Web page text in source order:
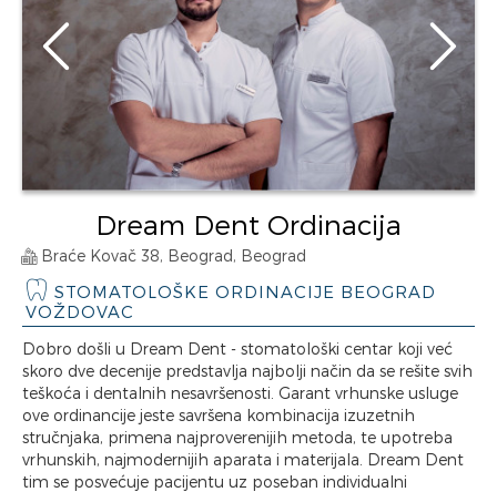
Dream Dent Ordinacija
Braće Kovač 38, Beograd, Beograd
STOMATOLOŠKE ORDINACIJE BEOGRAD
VOŽDOVAC
Dobro došli u Dream Dent - stomatološki centar koji već
skoro dve decenije predstavlja najbolji način da se rešite svih
teškoća i dentalnih nesavršenosti. Garant vrhunske usluge
ove ordinancije jeste savršena kombinacija izuzetnih
stručnjaka, primena najproverenijih metoda, te upotreba
vrhunskih, najmodernijih aparata i materijala. Dream Dent
tim se posvećuje pacijentu uz poseban individualni